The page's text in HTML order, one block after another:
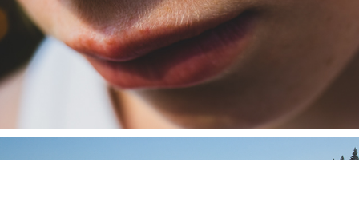
2023
- Ce Monde-là -